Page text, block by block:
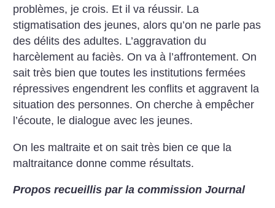
problèmes, je crois. Et il va réussir. La
stigmatisation des jeunes, alors qu’on ne parle pas
des délits des adultes. L’aggravation du
harcèlement au faciès. On va à l’affrontement. On
sait très bien que toutes les institutions fermées
répressives engendrent les conflits et aggravent la
situation des personnes. On cherche à empêcher
l’écoute, le dialogue avec les jeunes.
On les maltraite et on sait très bien ce que la
maltraitance donne comme résultats.
Propos recueillis par la commission Journal